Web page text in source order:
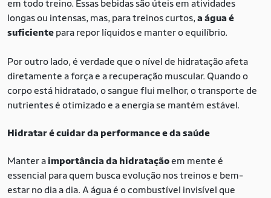
em todo treino. Essas bebidas são úteis em atividades
longas ou intensas, mas, para treinos curtos, a água é
suficiente para repor líquidos e manter o equilíbrio.
Por outro lado, é verdade que o nível de hidratação afeta
diretamente a força e a recuperação muscular. Quando o
corpo está hidratado, o sangue flui melhor, o transporte de
nutrientes é otimizado e a energia se mantém estável.
Hidratar é cuidar da performance e da saúde
Manter aimportância da hidrataçãoem mente é
essencial para quem busca evolução nos treinos e bem-
estar no dia a dia. A água é o combustível invisível que